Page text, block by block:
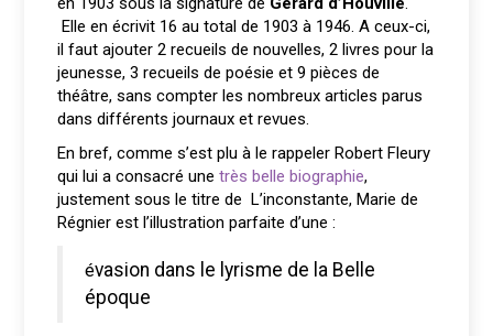
Elle en écrivit 16 au total de 1903 à 1946. A ceux-ci,
il faut ajouter 2 recueils de nouvelles, 2 livres pour la
jeunesse, 3 recueils de poésie et 9 pièces de
théâtre, sans compter les nombreux articles parus
dans différents journaux et revues.
En bref, comme s’est plu à le rappeler Robert Fleury
qui lui a consacré unetrès belle biographie,
justement sous le titre de L’inconstante, Marie de
Régnier est l’illustration parfaite d’une :
évasion dans le lyrisme de la Belle
époque